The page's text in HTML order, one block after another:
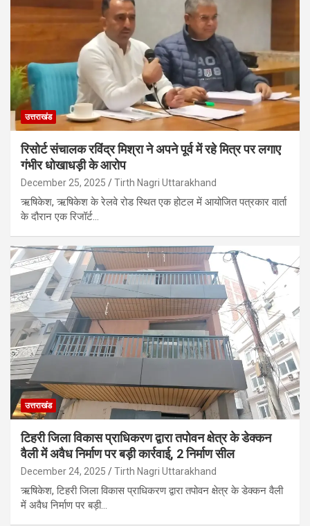
उत्तराखंड
रिसोर्ट संचालक रविंद्र मिश्रा ने अपने पूर्व में रहे मित्र पर लगाए
गंभीर धोखाधड़ी के आरोप
December 25, 2025 Tirth Nagri Uttarakhand
ऋषिकेश, ऋषिकेश के रेलवे रोड स्थित एक होटल में आयोजित पत्रकार वार्ता
के दौरान एक रिजॉर्ट…
उत्तराखंड
टिहरी जिला विकास प्राधिकरण द्वारा तपोवन क्षेत्र के डेक्कन
वैली में अवैध निर्माण पर बड़ी कार्रवाई, 2 निर्माण सील
December 24, 2025 Tirth Nagri Uttarakhand
ऋषिकेश, टिहरी जिला विकास प्राधिकरण द्वारा तपोवन क्षेत्र के डेक्कन वैली
में अवैध निर्माण पर बड़ी…